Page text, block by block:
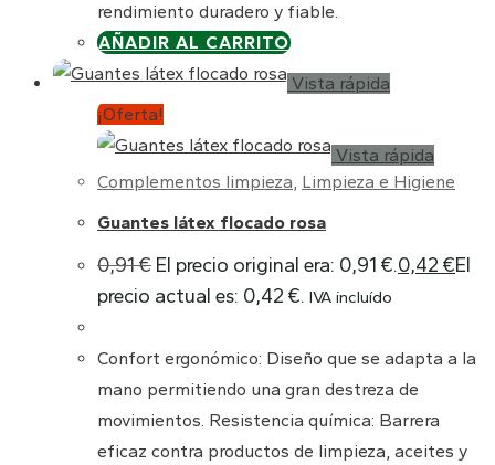
rendimiento duradero y fiable.
AÑADIR AL CARRITO
Vista rápida
¡Oferta!
Vista rápida
Complementos limpieza, Limpieza e Higiene
Guantes látex flocado rosa
0,91€ El precio original era: 0,91 €.0,42 €El
precio actual es: 0,42 €. IVA incluído
Confort ergonómico: Diseño que se adapta a la
mano permitiendo una gran destreza de
movimientos. Resistencia química: Barrera
eficaz contra productos de limpieza, aceites y